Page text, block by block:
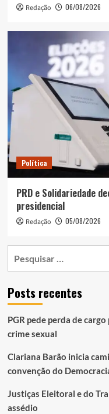
Redação 06/08/2026
Política
PRD e Solidariedade
presidencial
Redação 05/08/2026
Posts recentes
PGR pede perda de
crime sexual
Clariana Barão inicia
convenção do
Justiças Eleitoral e do
assédio